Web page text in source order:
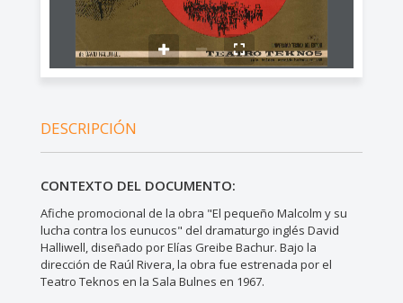
DESCRIPCIÓN
CONTEXTO DEL DOCUMENTO:
Afiche promocional de la obra "El pequeño Malcolm y su
lucha contra los eunucos" del dramaturgo inglés David
Halliwell, diseñado por Elías Greibe Bachur. Bajo la
dirección de Raúl Rivera, la obra fue estrenada por el
Teatro Teknos en la Sala Bulnes en 1967.